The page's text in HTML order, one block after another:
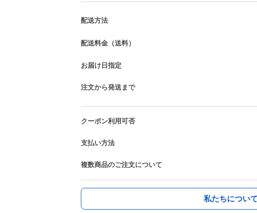
配送方法
配送料金（送料）
お届け日指定
注文から発送まで
クーポン利用可否
支払い方法
複数商品のご注文について
私たちについて